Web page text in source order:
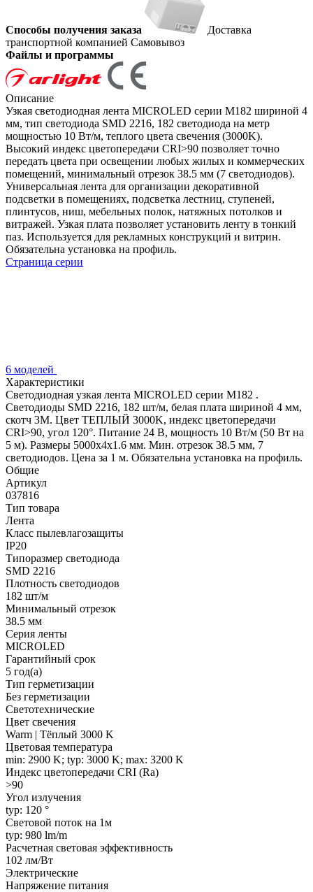
Способы получения заказа
Доставка
транспортной компанией Самовывоз
Файлы и программы
Описание
Узкая светодиодная лента MICROLED серии M182 шириной 4
мм, тип светодиода SMD 2216, 182 светодиода на метр
мощностью 10 Вт/м, теплого цвета свечения (3000K).
Высокий индекс цветопередачи CRI>90 позволяет точно
передать цвета при освещении любых жилых и коммерческих
помещений, минимальный отрезок 38.5 мм (7 светодиодов).
Универсальная лента для организации декоративной
подсветки в помещениях, подсветка лестниц, ступеней,
плинтусов, ниш, мебельных полок, натяжных потолков и
витражей. Узкая плата позволяет установить ленту в тонкий
паз. Используется для рекламных конструкций и витрин.
Обязательна установка на профиль.
Страница серии
6 моделей
Характеристики
Светодиодная узкая лента MICROLED серии M182 .
Светодиоды SMD 2216, 182 шт/м, белая плата шириной 4 мм,
скотч 3M. Цвет ТЕПЛЫЙ 3000K, индекс цветопередачи
CRI>90, угол 120°. Питание 24 В, мощность 10 Вт/м (50 Вт на
5 м). Размеры 5000х4х1.6 мм. Мин. отрезок 38.5 мм, 7
светодиодов. Цена за 1 м. Обязательна установка на профиль.
Общие
Артикул
037816
Тип товара
Лента
Класс пылевлагозащиты
IP20
Типоразмер светодиода
SMD 2216
Плотность светодиодов
182 шт/м
Минимальный отрезок
38.5 мм
Серия ленты
MICROLED
Гарантийный срок
5 год(а)
Тип герметизации
Без герметизации
Светотехнические
Цвет свечения
Warm | Тёплый 3000 K
Цветовая температура
min: 2900 K; typ: 3000 K; max: 3200 K
Индекс цветопередачи CRI (Ra)
>90
Угол излучения
typ: 120 °
Световой поток на 1м
typ: 980 lm/m
Расчетная световая эффективность
102 лм/Вт
Электрические
Напряжение питания